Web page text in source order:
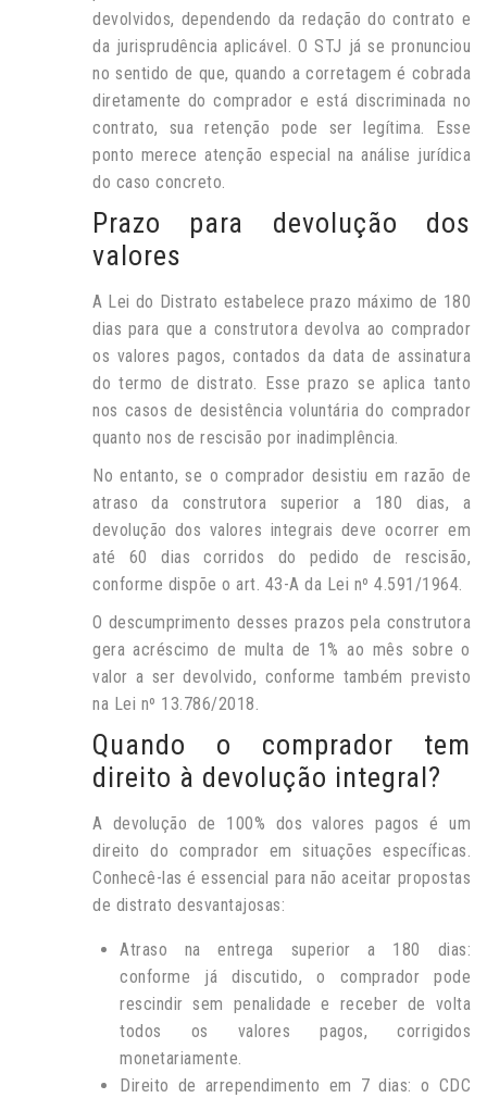
devolvidos, dependendo da redação do contrato e
da jurisprudência aplicável. O STJ já se pronunciou
no sentido de que, quando a corretagem é cobrada
diretamente do comprador e está discriminada no
contrato, sua retenção pode ser legítima. Esse
ponto merece atenção especial na análise jurídica
do caso concreto.
Prazo para devolução dos
valores
A Lei do Distrato estabelece prazo máximo de 180
dias para que a construtora devolva ao comprador
os valores pagos, contados da data de assinatura
do termo de distrato. Esse prazo se aplica tanto
nos casos de desistência voluntária do comprador
quanto nos de rescisão por inadimplência.
No entanto, se o comprador desistiu em razão de
atraso da construtora superior a 180 dias, a
devolução dos valores integrais deve ocorrer em
até 60 dias corridos do pedido de rescisão,
conforme dispõe o art. 43-A da Lei nº 4.591/1964.
O descumprimento desses prazos pela construtora
gera acréscimo de multa de 1% ao mês sobre o
valor a ser devolvido, conforme também previsto
na Lei nº 13.786/2018.
Quando o comprador tem
direito à devolução integral?
A devolução de 100% dos valores pagos é um
direito do comprador em situações específicas.
Conhecê-las é essencial para não aceitar propostas
de distrato desvantajosas:
Atraso na entrega superior a 180 dias:
conforme já discutido, o comprador pode
rescindir sem penalidade e receber de volta
todos os valores pagos, corrigidos
monetariamente.
Direito de arrependimento em 7 dias: o CDC